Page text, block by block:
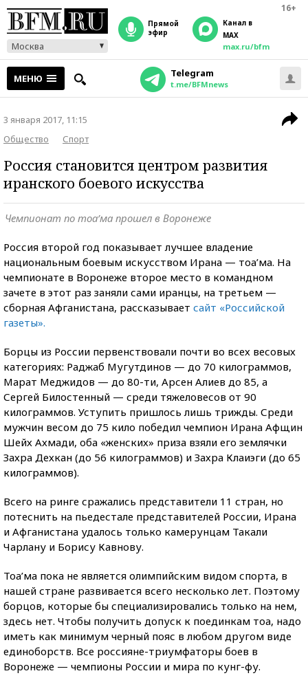
16+
Москва
прямой
эфир
Канал в
MAX
max.ru/bfm
МЕНЮ Telegram
t.me/BFMnews
3 января 2017, 11:15
Общество
Спорт
Россия становится центром развития
иранского боевого искусства
Чемпионат по тоа’ма прошел в Воронеже
Россия второй год показывает лучшее владение
национальным боевым искусством Ирана — тоа’ма. На
чемпионате в Воронеже второе место в командном
зачете в этот раз заняли сами иранцы, на третьем —
сборная Афганистана, рассказывает сайт «Российской
газеты».
Борцы из России первенствовали почти во всех весовых
категориях: Раджаб Мугутдинов — до 70 килограммов,
Марат Меджидов — до 80-ти, Арсен Алиев до 85, а
Сергей Билостенный — среди тяжеловесов от 90
килограммов. Уступить пришлось лишь трижды. Среди
мужчин весом до 75 кило победил чемпион Ирана Афщин
Шейх Ахмади, оба «женских» приза взяли его землячки
Захра Дехкан (до 56 килограммов) и Захра Клаиэги (до 65
килограммов).
Всего на ринге сражались представители 11 стран, но
потеснить на пьедестале представителей России, Ирана
и Афганистана удалось только камерунцам Такали
Чарлану и Борису Кавнову.
Тоа’ма пока не является олимпийским видом спорта, в
нашей стране развивается всего несколько лет. Поэтому
борцов, которые бы специализировались только на нем,
здесь нет. Чтобы получить допуск к поединкам тоа, надо
иметь как минимум черный пояс в любом другом виде
единоборств. Все россияне-триумфаторы боев в
Воронеже — чемпионы России и мира по кунг-фу.